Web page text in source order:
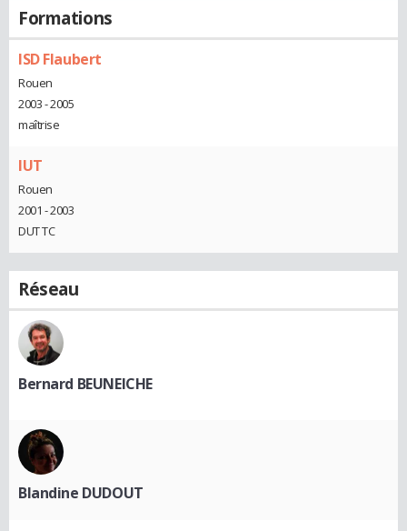
Formations
ISD Flaubert
Rouen
2003 - 2005
maîtrise
IUT
Rouen
2001 - 2003
DUT TC
Réseau
Bernard BEUNEICHE
Blandine DUDOUT